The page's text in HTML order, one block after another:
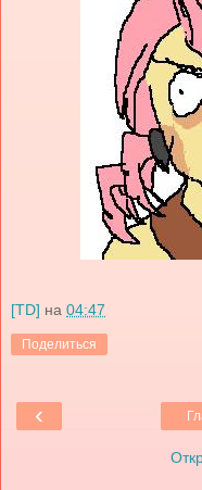
[TD] на 04:47
Поделиться
‹